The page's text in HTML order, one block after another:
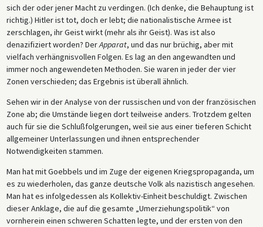
sich der oder jener Macht zu verdingen. (Ich denke, die Behauptung ist
richtig.) Hitler ist tot, doch er lebt; die nationalistische Armee ist
zerschlagen, ihr Geist wirkt (mehr als ihr Geist). Was ist also
denazifiziert worden? DerApparat, und das nur brüchig, aber mit
vielfach verhängnisvollen Folgen. Es lag an den angewandten und
immer noch angewendeten Methoden. Sie waren in jeder der vier
Zonen verschieden; das Ergebnis ist überall ähnlich.
Sehen wir in der Analyse von der russischen und von der französischen
Zone ab; die Umstände liegen dort teilweise anders. Trotzdem gelten
auch für sie die Schlußfolgerungen, weil sie aus einer tieferen Schicht
allgemeiner Unterlassungen und ihnen entsprechender
Notwendigkeiten stammen.
Man hat mit Goebbels und im Zuge der eigenen Kriegspropaganda, um
es zu wiederholen, das ganze deutsche Volk als nazistisch angesehen.
Man hat es infolgedessen als Kollektiv-Einheit beschuldigt. Zwischen
dieser Anklage, die auf die gesamte „Umerziehungspolitik“ von
vornherein einen schweren Schatten legte, und der ersten von den